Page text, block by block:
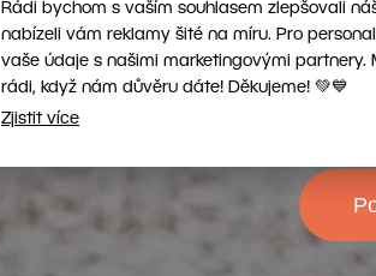
Rádi bychom s vaším souhlasem zlepšovali
nabízeli vám reklamy šité na míru. Pro
vaše údaje s našimi marketingovými partnery.
rádi, když nám důvěru dáte! Děkujeme! 💚💙
Zjistit více